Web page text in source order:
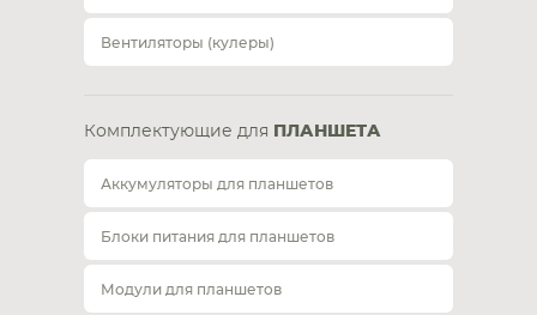
Вентиляторы (кулеры)
Комплектующие для ПЛАНШЕТА
Аккумуляторы для планшетов
Блоки питания для планшетов
Модули для планшетов